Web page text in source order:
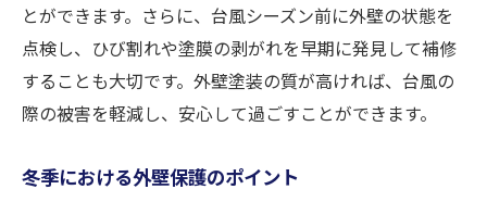
とができます。さらに、台風シーズン前に外壁の状態を
点検し、ひび割れや塗膜の剥がれを早期に発見して補修
することも大切です。外壁塗装の質が高ければ、台風の
際の被害を軽減し、安心して過ごすことができます。
冬季における外壁保護のポイント